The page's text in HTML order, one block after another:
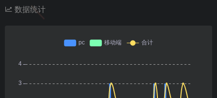
数据统计